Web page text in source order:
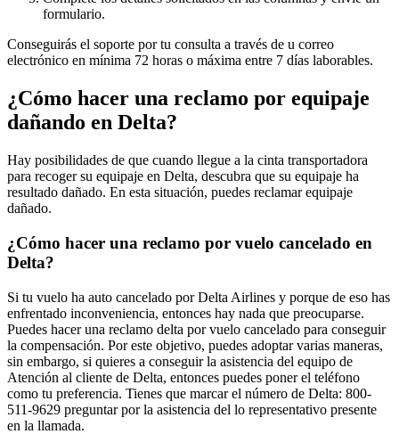
formulario.
Conseguirás el soporte por tu consulta a través de u correo
electrónico en mínima 72 horas o máxima entre 7 días laborables.
¿Cómo hacer una reclamo por equipaje
dañando en Delta?
Hay posibilidades de que cuando llegue a la cinta transportadora
para recoger su equipaje en Delta, descubra que su equipaje ha
resultado dañado. En esta situación, puedes reclamar equipaje
dañado.
¿Cómo hacer una reclamo por vuelo cancelado en
Delta?
Si tu vuelo ha auto cancelado por Delta Airlines y porque de eso has
enfrentado inconveniencia, entonces hay nada que preocuparse.
Puedes hacer una reclamo delta por vuelo cancelado para conseguir
la compensación. Por este objetivo, puedes adoptar varias maneras,
sin embargo, si quieres a conseguir la asistencia del equipo de
Atención al cliente de Delta, entonces puedes poner el teléfono
como tu preferencia. Tienes que marcar el número de Delta: 800-
511-9629 preguntar por la asistencia del lo representativo presente
en la llamada.